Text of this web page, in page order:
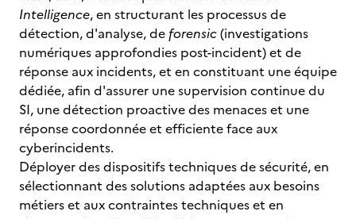
Intelligence, en structurant les processus de
détection, d'analyse, de forensic(investigations
numériques approfondies post-incident) et de
réponse aux incidents, et en constituant une équipe
dédiée, afin d'assurer une supervision continue du
SI, une détection proactive des menaces et une
réponse coordonnée et efficiente face aux
cyberincidents.
Déployer des dispositifs techniques de sécurité, en
sélectionnant des solutions adaptées aux besoins
métiers et aux contraintes techniques et en